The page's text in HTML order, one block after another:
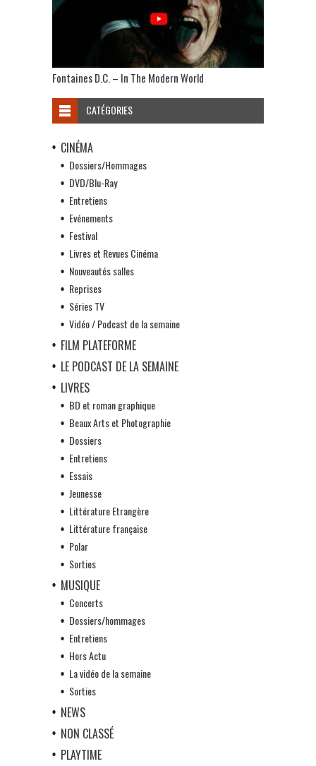
Fontaines D.C. – In The Modern World
CATÉGORIES
CINÉMA
Dossiers/Hommages
DVD/Blu-Ray
Entretiens
Evénements
Festival
Livres et Revues Cinéma
Nouveautés salles
Reprises
Séries TV
Vidéo / Podcast de la semaine
FILM PLATEFORME
LE PODCAST DE LA SEMAINE
LIVRES
BD et roman graphique
Beaux Arts et Photographie
Dossiers
Entretiens
Essais
Jeunesse
Littérature Etrangère
Littérature française
Polar
Sorties
MUSIQUE
Concerts
Dossiers/hommages
Entretiens
Hors Actu
La vidéo de la semaine
Sorties
NEWS
NON CLASSÉ
PLAYTIME